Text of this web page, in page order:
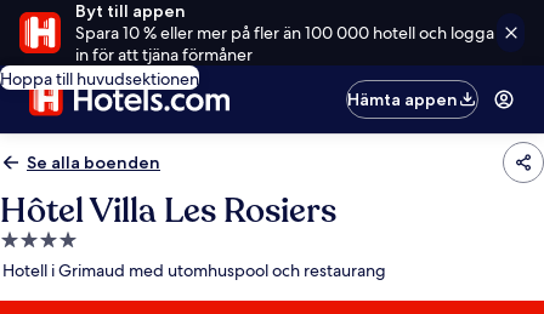
Byt till appen
Spara 10 % eller mer på fler än 100 000 hotell och logga
in för att tjäna förmåner
Hoppa till huvudsektionen
Hämta appen
Se alla boenden
Hôtel Villa Les Rosiers
4.0-
stjärnigt
Hotell i Grimaud med utomhuspool och restaurang